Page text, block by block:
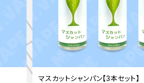
マスカットシャンパン【3本セット】